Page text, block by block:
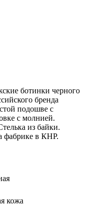
ботинки черного
бренда
подошве с
с молнией.
из байки.
фабрике в КНР.
кожа